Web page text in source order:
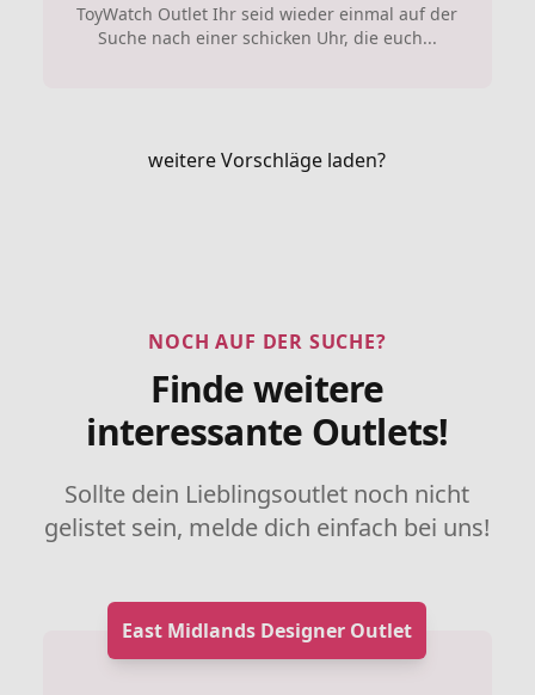
ToyWatch Outlet Ihr seid wieder einmal auf der
Suche nach einer schicken Uhr, die euch...
weitere Vorschläge laden?
NOCH AUF DER SUCHE?
Finde weitere
interessante Outlets!
Sollte dein Lieblingsoutlet noch nicht
gelistet sein, melde dich einfach bei uns!
East Midlands Designer Outlet